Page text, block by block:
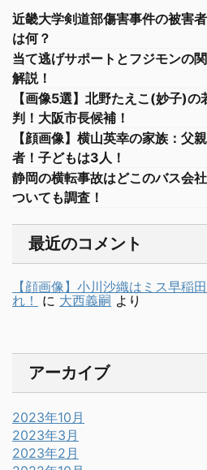
近畿大学剣道部傷害事件の被害
は何？
当て逃げサポートとフジモンの
解説！
【画像5選】北野たえこ(妙子)
判！大阪市長候補！
【顔画像】横山英幸の家族：父
者！子どもは3人！
静岡の横転事故はどこのバス会
ついても調査！
最近のコメント
【顔画像】小川沙織はミス早稲
れ！
に 大西義嗣 より
アーカイブ
2023年10月
2023年3月
2023年2月